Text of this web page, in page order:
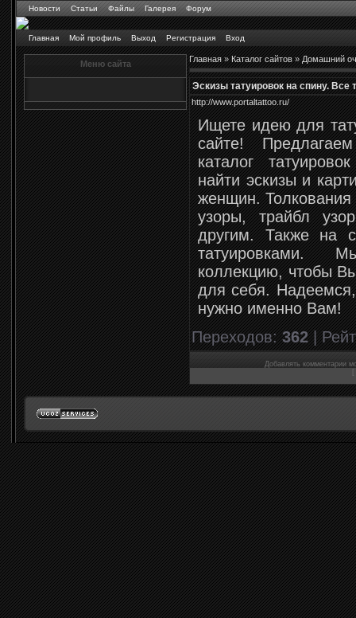
Новости Статьи Файлы Галерея Форум
Главная Мой профиль Выход Регистрация Вход
Меню сайта Главная»Каталог сайтов»Домашний
Эскизы татуировок на спину. Все
http://www.portaltattoo.ru/
Ищете идею для
сайте!
каталог
найти эскизы и
женщин. Толкования
узоры, трайбл
другим. Также на
татуировками.
коллекцию, чтобы
для себя.
нужно именно Вам!
Переходов:362|
Добавлять комментарии